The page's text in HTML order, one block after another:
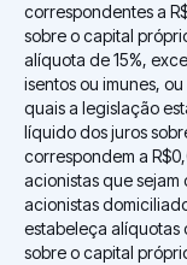
correspondentes a
sobre o capital
alíquota de 15%,
isentos ou imunes,
quais a legislação
líquido dos juros
correspondem a
acionistas que sejam
acionistas
estabeleça alíquotas
sobre o capital